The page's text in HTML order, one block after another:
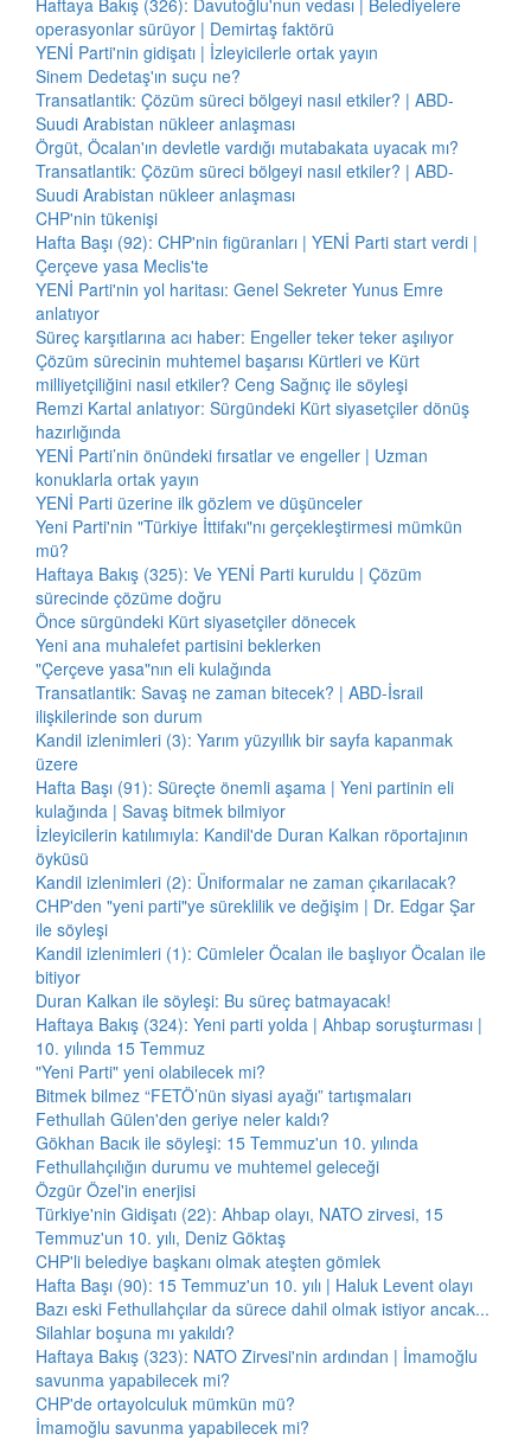
Haftaya Bakış (326): Davutoğlu'nun vedası | Belediyelere
operasyonlar sürüyor | Demirtaş faktörü
YENİ Parti'nin gidişatı | İzleyicilerle ortak yayın
Sinem Dedetaş'ın suçu ne?
Transatlantik: Çözüm süreci bölgeyi nasıl etkiler? | ABD-
Suudi Arabistan nükleer anlaşması
Örgüt, Öcalan'ın devletle vardığı mutabakata uyacak mı?
Transatlantik: Çözüm süreci bölgeyi nasıl etkiler? | ABD-
Suudi Arabistan nükleer anlaşması
CHP'nin tükenişi
Hafta Başı (92): CHP'nin figüranları | YENİ Parti start verdi |
Çerçeve yasa Meclis'te
YENİ Parti'nin yol haritası: Genel Sekreter Yunus Emre
anlatıyor
Süreç karşıtlarına acı haber: Engeller teker teker aşılıyor
Çözüm sürecinin muhtemel başarısı Kürtleri ve Kürt
milliyetçiliğini nasıl etkiler? Ceng Sağnıç ile söyleşi
Remzi Kartal anlatıyor: Sürgündeki Kürt siyasetçiler dönüş
hazırlığında
YENİ Parti’nin önündeki fırsatlar ve engeller | Uzman
konuklarla ortak yayın
YENİ Parti üzerine ilk gözlem ve düşünceler
Yeni Parti'nin "Türkiye İttifakı"nı gerçekleştirmesi mümkün
mü?
Haftaya Bakış (325): Ve YENİ Parti kuruldu | Çözüm
sürecinde çözüme doğru
Önce sürgündeki Kürt siyasetçiler dönecek
Yeni ana muhalefet partisini beklerken
"Çerçeve yasa"nın eli kulağında
Transatlantik: Savaş ne zaman bitecek? | ABD-İsrail
ilişkilerinde son durum
Kandil izlenimleri (3): Yarım yüzyıllık bir sayfa kapanmak
üzere
Hafta Başı (91): Süreçte önemli aşama | Yeni partinin eli
kulağında | Savaş bitmek bilmiyor
İzleyicilerin katılımıyla: Kandil'de Duran Kalkan röportajının
öyküsü
Kandil izlenimleri (2): Üniformalar ne zaman çıkarılacak?
CHP'den "yeni parti"ye süreklilik ve değişim | Dr. Edgar Şar
ile söyleşi
Kandil izlenimleri (1): Cümleler Öcalan ile başlıyor Öcalan ile
bitiyor
Duran Kalkan ile söyleşi: Bu süreç batmayacak!
Haftaya Bakış (324): Yeni parti yolda | Ahbap soruşturması |
10. yılında 15 Temmuz
"Yeni Parti" yeni olabilecek mi?
Bitmek bilmez “FETÖ’nün siyasi ayağı” tartışmaları
Fethullah Gülen'den geriye neler kaldı?
Gökhan Bacık ile söyleşi: 15 Temmuz'un 10. yılında
Fethullahçılığın durumu ve muhtemel geleceği
Özgür Özel'in enerjisi
Türkiye'nin Gidişatı (22): Ahbap olayı, NATO zirvesi, 15
Temmuz'un 10. yılı, Deniz Göktaş
CHP'li belediye başkanı olmak ateşten gömlek
Hafta Başı (90): 15 Temmuz'un 10. yılı | Haluk Levent olayı
Bazı eski Fethullahçılar da sürece dahil olmak istiyor ancak...
Silahlar boşuna mı yakıldı?
Haftaya Bakış (323): NATO Zirvesi'nin ardından | İmamoğlu
savunma yapabilecek mi?
CHP'de ortayolculuk mümkün mü?
İmamoğlu savunma yapabilecek mi?